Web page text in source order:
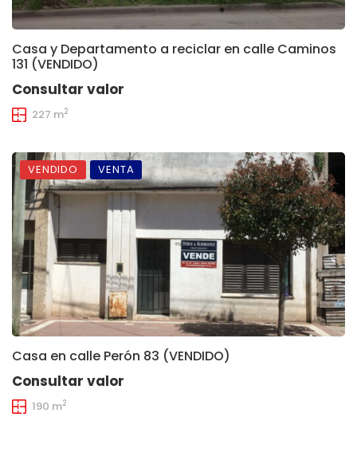
Casa y Departamento a reciclar en calle Caminos
131 (VENDIDO)
Consultar valor
227 m2
VENDIDO VENTA
Casa en calle Perón 83 (VENDIDO)
Consultar valor
190 m2